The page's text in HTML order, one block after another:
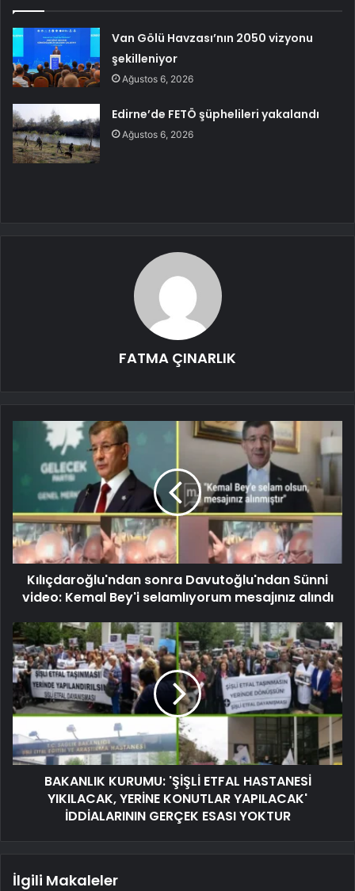
Van Gölü Havzası’nın 2050 vizyonu
şekilleniyor
Ağustos 6, 2026
Edirne’de FETÖ şüphelileri yakalandı
Ağustos 6, 2026
FATMA ÇINARLIK
Kılıçdaroğlu'ndan sonra Davutoğlu'ndan Sünni
video: Kemal Bey'i selamlıyorum mesajınız alındı
BAKANLIK KURUMU: 'ŞİŞLİ ETFAL HASTANESİ
YIKILACAK, YERİNE KONUTLAR YAPILACAK'
İDDİALARININ GERÇEK ESASI YOKTUR
İlgili Makaleler